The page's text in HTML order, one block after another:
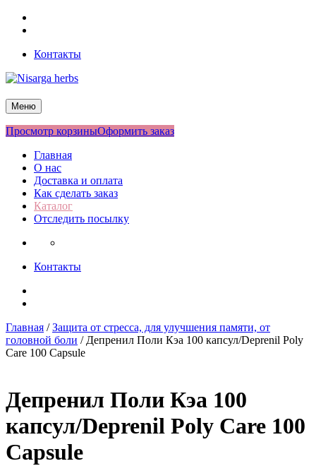
Перейти
Контакты
Nisarga herbs
Меню
Просмотр корзиныОформить заказ
Главная
О нас
Доставка и оплата
Как сделать заказ
Каталог
Отследить посылку
Контакты
Главная /Защита от стресса, для улучшения памяти, от
головной боли / Депренил Поли Кэа 100 капсул/Deprenil Poly
Care 100 Capsule
Депренил Поли Кэа 100
капсул/Deprenil Poly Care 100
Capsule